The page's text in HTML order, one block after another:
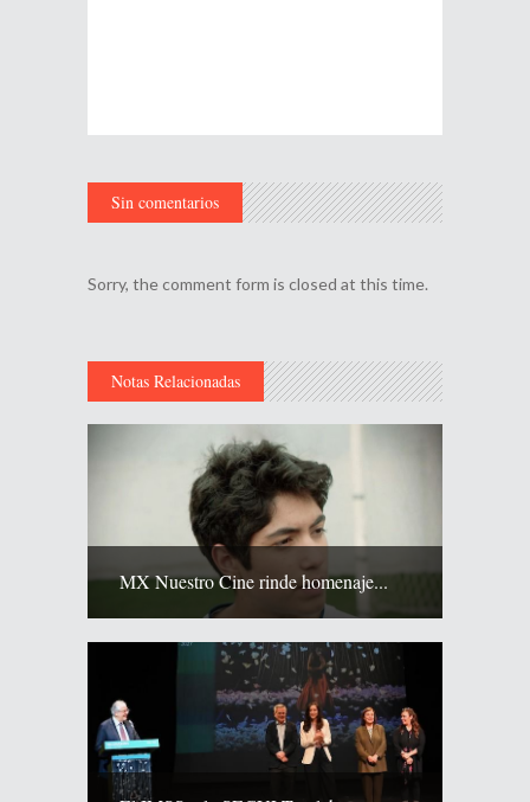
Sin comentarios
Sorry, the comment form is closed at this time.
Notas Relacionadas
MX Nuestro Cine rinde homenaje...